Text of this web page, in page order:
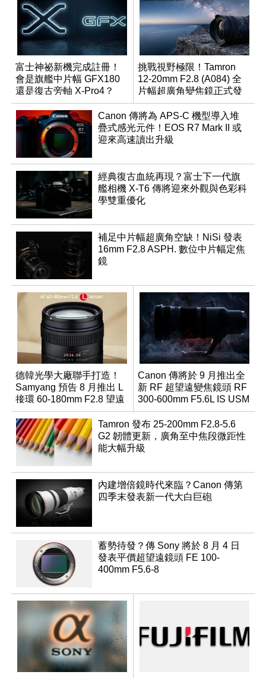
富士神祕新機完成註冊！
會是旗艦中片幅 GFX180
還是復古旁軸 X-Pro4？
挑戰視野極限！Tamron
12-20mm F2.8 (A084) 全
片幅超廣角變焦鏡正式發
表
Canon 傳將為 APS-C 機型導入堆
疊式感光元件！EOS R7 Mark II 或
迎來高速讀出升級
經典復古血統再現？富士下一代旗
艦相機 X-T6 傳將迎來外觀與色彩科
學雙重優化
補足中片幅超廣角空缺！NiSi 發表
16mm F2.8 ASPH. 數位中片幅定焦
鏡
德韓光學大廠聯手打造！
Samyang 預告 8 月推出 L
接環 60-180mm F2.8 望遠
變焦鏡
Canon 傳將於 9 月推出全
新 RF 超望遠變焦鏡頭 RF
300-600mm F5.6L IS USM
Tamron 發布 25-200mm F2.8-5.6
G2 韌體更新，廣角至中焦段微距性
能大幅升級
內建增倍鏡時代來臨？Canon 傳第
四季末發表新一代大白巨砲
蓄勢待發？傳 Sony 將於 8 月 4 日
發表平價超望遠鏡頭 FE 100-
400mm F5.6-8